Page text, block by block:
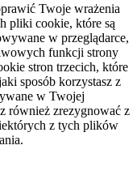
Twoje wrażenia
pliki cookie, które są
w przeglądarce,
funkcji strony
stron trzecich, które
sposób korzystasz z
w Twojej
również zrezygnować z
z tych plików